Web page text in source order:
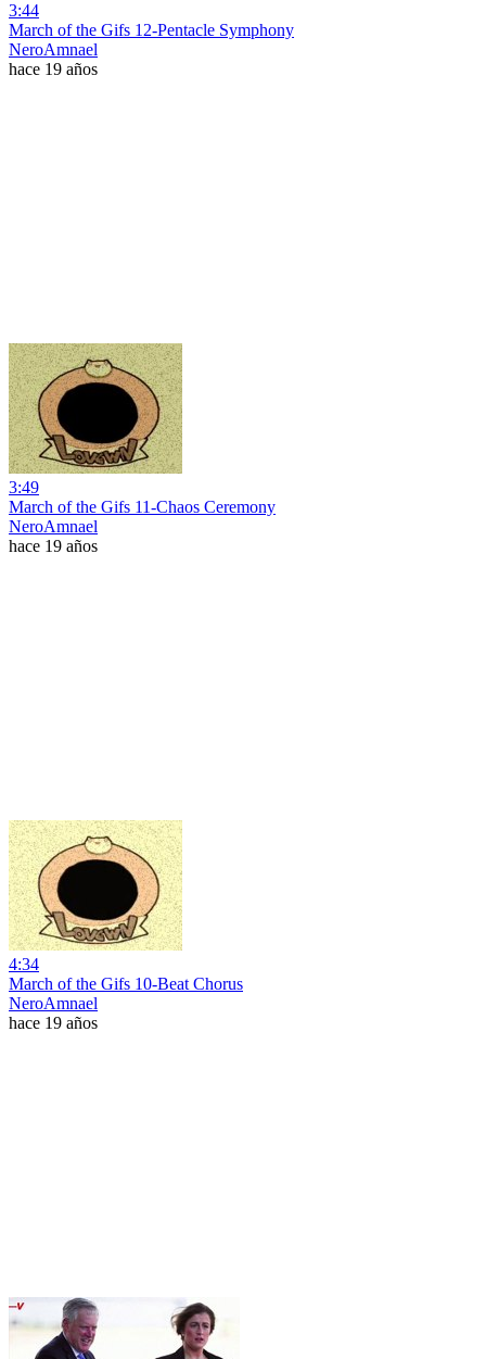
3:44
March of the Gifs 12-Pentacle Symphony
NeroAmnael
hace 19 años
3:49
March of the Gifs 11-Chaos Ceremony
NeroAmnael
hace 19 años
4:34
March of the Gifs 10-Beat Chorus
NeroAmnael
hace 19 años